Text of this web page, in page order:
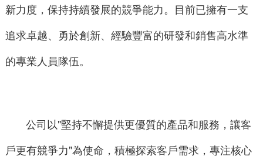
新力度，保持持續發展的競爭能力。目前已擁有一支
追求卓越、勇於創新、經驗豐富的研發和銷售高水準
的專業人員隊伍。
公司以"堅持不懈提供更優質的產品和服務，讓客
戶更有競爭力"為使命，積極探索客戶需求，專注核心